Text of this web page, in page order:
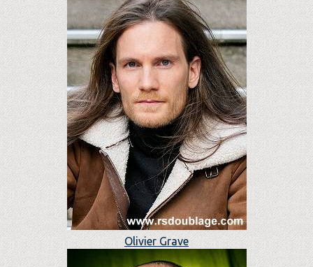
Olivier Grave